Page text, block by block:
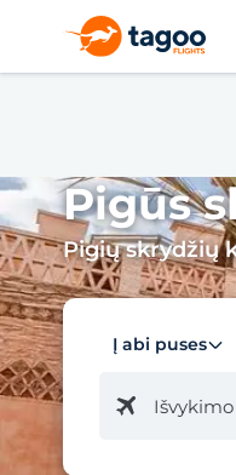
Pigūs
Pigių skrydžių
Į abi puses